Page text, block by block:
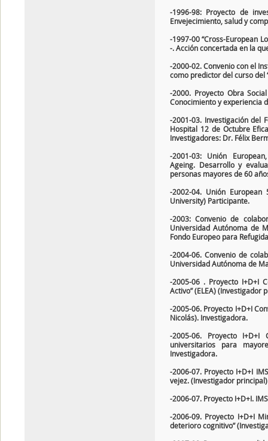
-1996-98: Proyecto de
Envejecimiento, salud y
-1997-00 “Cross-European
-. Acción concertada en la
-2000-02. Convenio con el
como predictor del curso del
-2000. Proyecto Obra
Conocimiento y experiencia
-2001-03. Investigación del
Hospital 12 de Octubre
Investigadores: Dr. Félix
-2001-03: Unión
Ageing. Desarrollo y
personas mayores de 60
-2002-04. Unión
University) Participante.
-2003: Convenio de
Universidad Autónoma de
Fondo Europeo para
-2004-06. Convenio de
Universidad Autónoma de
-2005-06 . Proyecto I+D+I
Activo” (ELEA) (Investigador
-2005-06. Proyecto I+D+I
Nicolás). Investigadora.
-2005-06. Proyecto I+D+I
universitarios para
Investigadora.
-2006-07. Proyecto I+D+I
vejez. (Investigador
-2006-07. Proyecto I+D+I.
-2006-09. Proyecto I+D+I
deterioro cognitivo”